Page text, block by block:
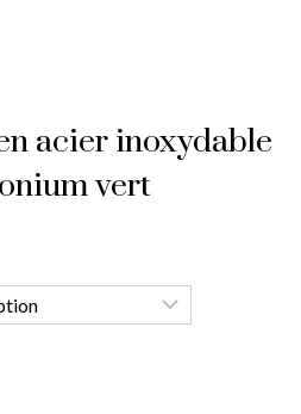
acier inoxydable
vert